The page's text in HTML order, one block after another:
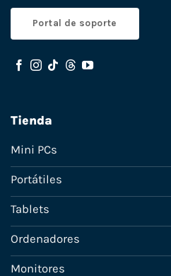
Portal de soporte
Tienda
Mini PCs
Portátiles
Tablets
Ordenadores
Monitores